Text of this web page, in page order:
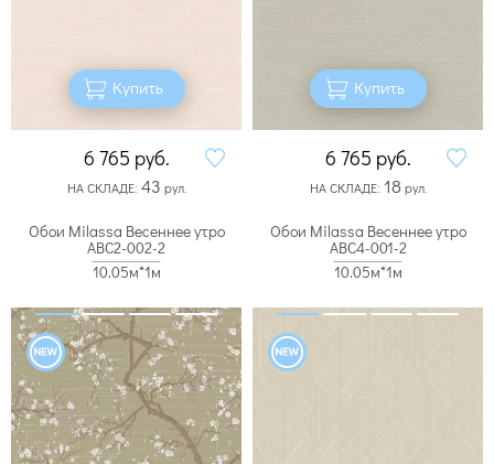
Купить
6 765 руб.
НА СКЛАДЕ: 43 рул.
Купить
6 765 руб.
НА СКЛАДЕ: 18 рул.
Обои Milassa Весеннее утро
ABC2-002-2
10.05м*1м
Обои Milassa Весеннее утро
ABC4-001-2
10.05м*1м